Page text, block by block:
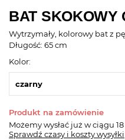
BAT SKOKOWY
Wytrzymały, kolorowy bat z
Długość: 65 cm
Kolor:
czarny
Produkt na zamówienie
Możemy wysłać już w ciągu
Sprawdź czasy i koszty wysyłki